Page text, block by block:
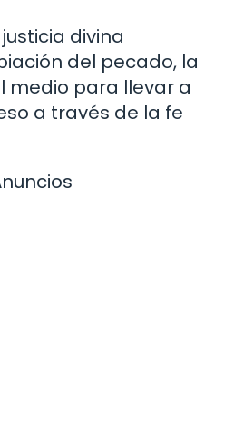
divina
del pecado, la
medio para llevar a
a través de la fe